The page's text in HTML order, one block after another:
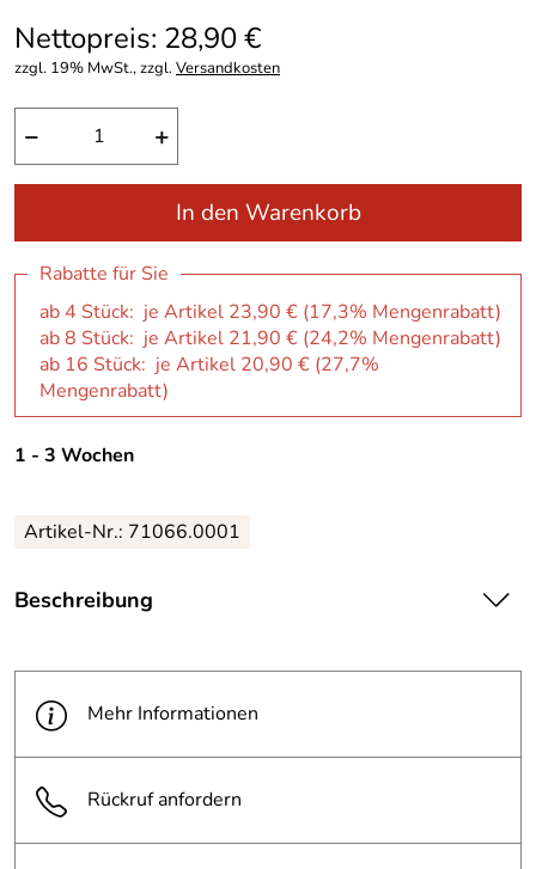
Nettopreis: 28,90 €
zzgl. 19% MwSt., zzgl.Versandkosten
− +
In den Warenkorb
Rabatte für Sie
ab 4 Stück: je Artikel 23,90 € (17,3% Mengenrabatt)
ab 8 Stück: je Artikel 21,90 € (24,2% Mengenrabatt)
ab 16 Stück: je Artikel 20,90 € (27,7%
Mengenrabatt)
1 - 3 Wochen
Artikel-Nr.: 71066.0001
Beschreibung
· kratzfest lackiert. Lieferung mit praktischem
Kunststoffeinsatz und zwei Schlüsseln.
|
Mehr Informationen
Rückruf anfordern